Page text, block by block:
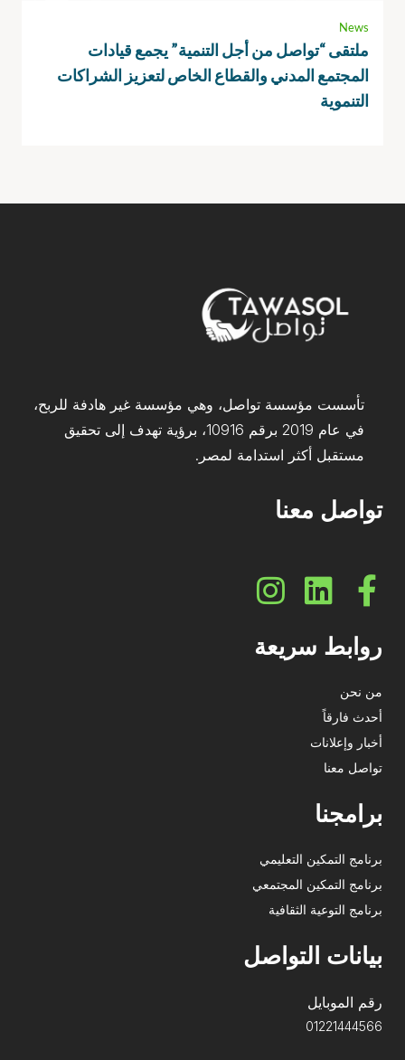
News
ملتقى “تواصل من أجل التنمية” يجمع قيادات
المجتمع المدني والقطاع الخاص لتعزيز الشراكات
التنموية
تأسست مؤسسة تواصل، وهي مؤسسة غير هادفة للربح،
في عام 2019 برقم 10916، برؤية تهدف إلى تحقيق
مستقبل أكثر استدامة لمصر.
تواصل معنا
روابط سريعة
من نحن
أحدث فارقاً
أخبار وإعلانات
تواصل معنا
برامجنا
برنامج التمكين التعليمي
برنامج التمكين المجتمعي
برنامج التوعية الثقافية
بيانات التواصل
رقم الموبايل
01221444566